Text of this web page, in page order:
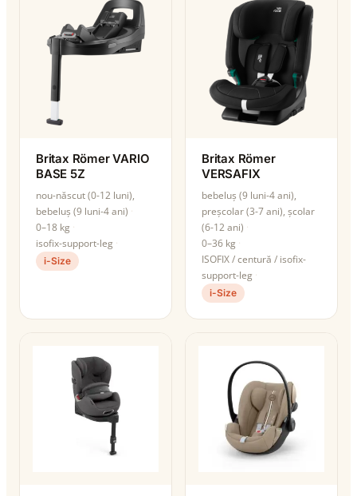
Britax Römer VARIO
BASE 5Z
nou-născut (0-12 luni),
bebeluș (9 luni-4 ani)
0–18 kg
isofix-support-leg
i-Size
Britax Römer
VERSAFIX
bebeluș (9 luni-4 ani),
preșcolar (3-7 ani), școlar
(6-12 ani)
0–36 kg
ISOFIX / centură / isofix-
support-leg
i-Size